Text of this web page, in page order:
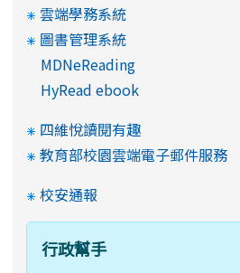
雲端學務系統
圖書管理系統
MDNeReading
HyRead ebook
四維悅讀閱有趣
教育部校園雲端電子郵件服務
校安通報
行政幫手